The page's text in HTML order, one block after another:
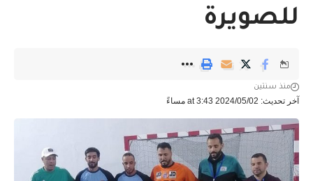
للصويرة
آخر تحديث: 2024/05/02 at 3:43 مساءً
منذ سنتين